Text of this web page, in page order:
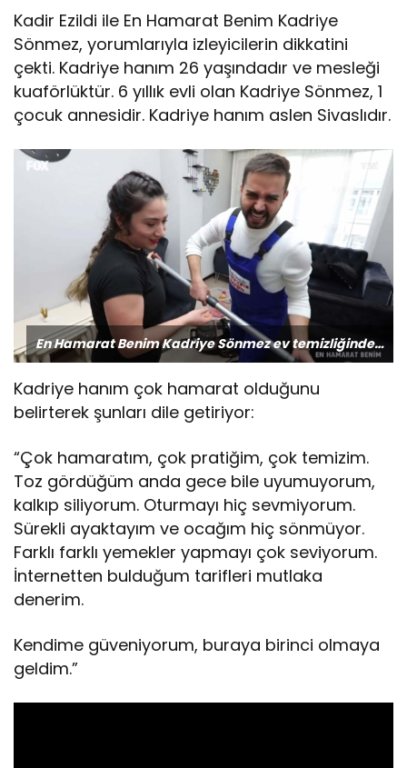
Kadir Ezildi ile En Hamarat Benim Kadriye
Sönmez, yorumlarıyla izleyicilerin dikkatini
çekti. Kadriye hanım 26 yaşındadır ve mesleği
kuaförlüktür. 6 yıllık evli olan Kadriye Sönmez, 1
çocuk annesidir. Kadriye hanım aslen Sivaslıdır.
En Hamarat Benim Kadriye Sönmez ev temizliğinde…
Kadriye hanım çok hamarat olduğunu
belirterek şunları dile getiriyor:
“Çok hamaratım, çok pratiğim, çok temizim.
Toz gördüğüm anda gece bile uyumuyorum,
kalkıp siliyorum. Oturmayı hiç sevmiyorum.
Sürekli ayaktayım ve ocağım hiç sönmüyor.
Farklı farklı yemekler yapmayı çok seviyorum.
İnternetten bulduğum tarifleri mutlaka
denerim.
Kendime güveniyorum, buraya birinci olmaya
geldim.”